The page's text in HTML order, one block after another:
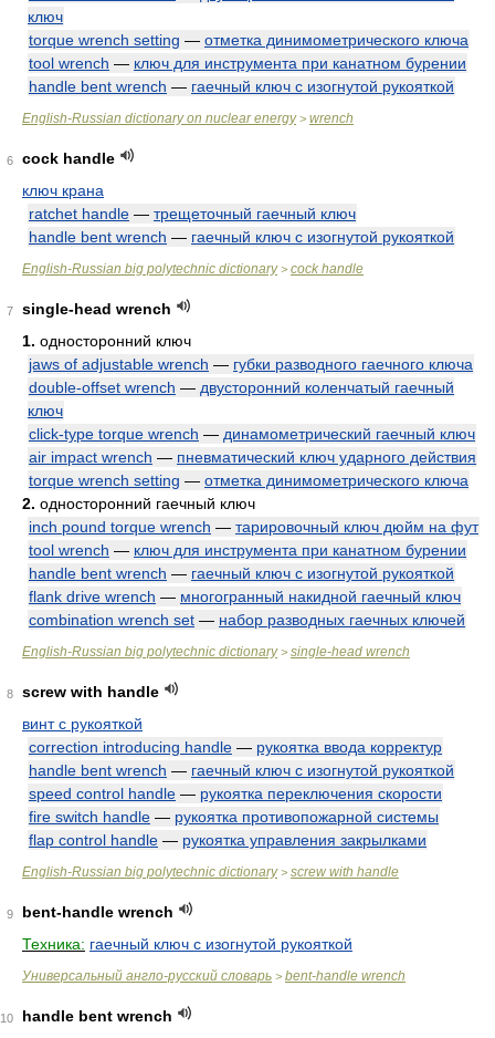
ключ
torque wrench setting — отметка динимометрического ключа
tool wrench — ключ для инструмента при канатном бурении
handle bent wrench — гаечный ключ с изогнутой рукояткой
English-Russian dictionary on nuclear energy> wrench
6
cock handle
ключ крана
ratchet handle — трещеточный гаечный ключ
handle bent wrench — гаечный ключ с изогнутой рукояткой
English-Russian big polytechnic dictionary> cock handle
7
single-head wrench
1. односторонний ключ
jaws of adjustable wrench — губки разводного гаечного ключа
double-offset wrench — двусторонний коленчатый гаечный
ключ
click-type torque wrench — динамометрический гаечный ключ
air impact wrench — пневматический ключ ударного действия
torque wrench setting — отметка динимометрического ключа
2. односторонний гаечный ключ
inch pound torque wrench — тарировочный ключ дюйм на фут
tool wrench — ключ для инструмента при канатном бурении
handle bent wrench — гаечный ключ с изогнутой рукояткой
flank drive wrench — многогранный накидной гаечный ключ
combination wrench set — набор разводных гаечных ключей
English-Russian big polytechnic dictionary> single-head wrench
8
screw with handle
винт с рукояткой
correction introducing handle — рукоятка ввода корректур
handle bent wrench — гаечный ключ с изогнутой рукояткой
speed control handle — рукоятка переключения скорости
fire switch handle — рукоятка противопожарной системы
flap control handle — рукоятка управления закрылками
English-Russian big polytechnic dictionary> screw with handle
9
bent-handle wrench
Техника: гаечный ключ с изогнутой рукояткой
Универсальный англо-русский словарь > bent-handle wrench
10
handle bent wrench